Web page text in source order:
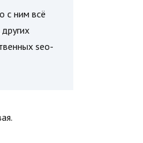
с ним всё
seo-